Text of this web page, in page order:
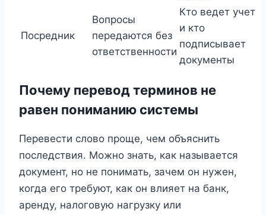
Посредник
Вопросы
передаются без
ответственности
Кто ведет учет
и кто
подписывает
документы
Почему перевод терминов не
равен пониманию системы
Перевести слово проще, чем объяснить
последствия. Можно знать, как называется
документ, но не понимать, зачем он нужен,
когда его требуют, как он влияет на банк,
аренду, налоговую нагрузку или